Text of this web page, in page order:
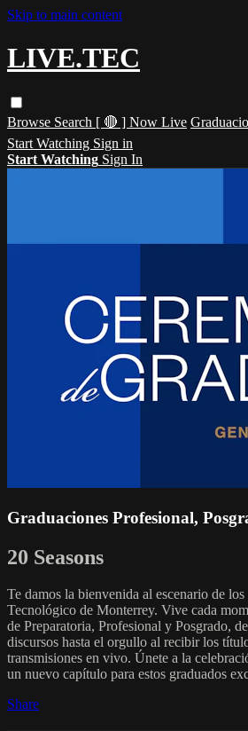
Skip to main content
LIVE.TEC
Browse Search [ 🔴 ] Now Live
Start Watching Sign in
Start Watching Sign In
Graduaciones Profesional,
20 Seasons
Te damos la bienvenida al escenario de
Tecnológico de Monterrey. Vive cada
de Preparatoria, Profesional y Posgrado,
discursos hasta el orgullo al recibir los
transmisiones en vivo. Únete a la
un nuevo capítulo para estos graduados
Share